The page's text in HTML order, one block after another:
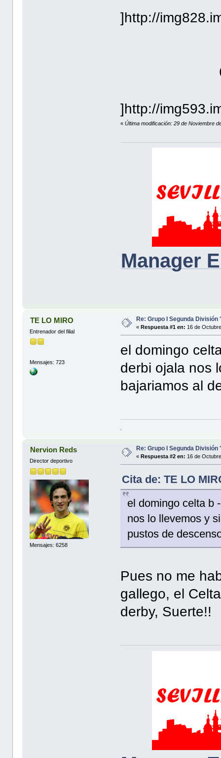
]http://
]http://
«Última modificación: 29 de Noviembre
Manager
TE LO MIRO
Entrenador del filial
Mensajes: 723
Re: Grupo I Segunda División
«Respuesta #1 en: 16 de
el domingo
derbi ojala nos
bajariamos al
.
Nervion Reds
Director deportivo
Mensajes: 6258
Re: Grupo I Segunda División
« Respuesta #2 en: 16 de
Cita de: TE LO
el domingo celta b
nos lo llevemos y
pustos de
Pues no me
gallego, el
derby, Suerte!!